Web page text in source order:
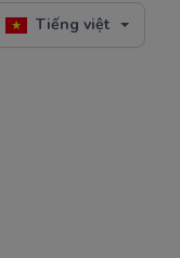
Tiếng việt